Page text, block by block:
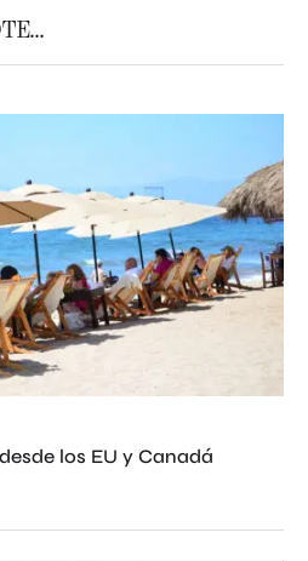
los EU y Canadá